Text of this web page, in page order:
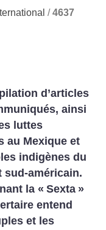
/4637
d’articles
ainsi
luttes
au Mexique et
indigènes du
sud-américain.
la « Sexta »
entend
et les